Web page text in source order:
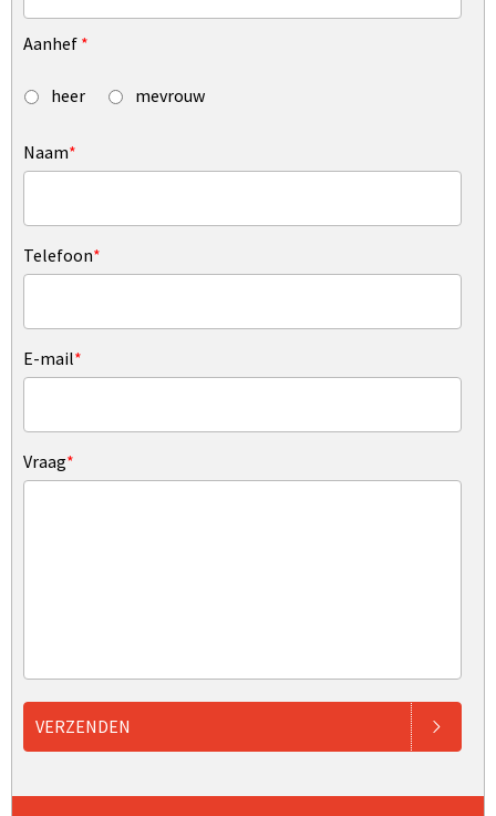
Aanhef *
heer mevrouw
Naam*
Telefoon*
E-mail*
Vraag*
VERZENDEN